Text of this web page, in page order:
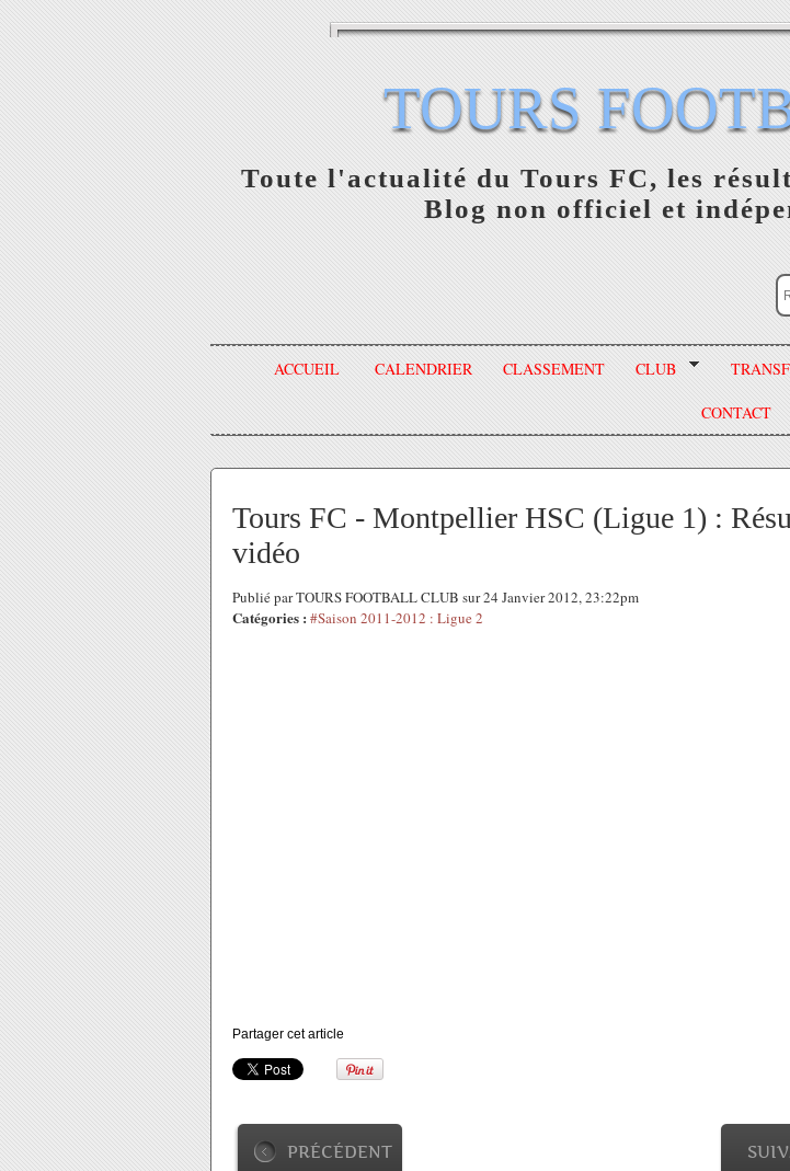
TOURS
Toute l'actualité du Tours FC, les
Blog non officiel et
ACCUEIL CALENDRIER CLASSEMENT CLUB
CONTACT
Tours FC - Montpellier HSC (Ligue 1) :
vidéo
Publié par TOURS FOOTBALL CLUB sur 24 Janvier 2012, 23:22pm
Catégories : #Saison 2011-2012 : Ligue 2
Partager cet article
PRÉCÉDENT